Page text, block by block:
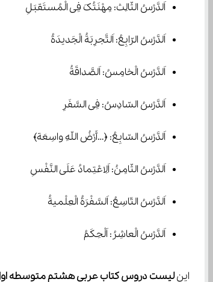
اَلدَّرْسُ الثّالِث: مِهْنَتُکَ فِی الْمُستَقبَلِ
اَلدَّرْسُ الرّابِعُ: اَلتَّجرِبَةُ الْجَدیدَةُ
اَلدَّرْسُ الْخامِسُ: اَلصَّداقَةُ
اَلدَّرْسُ السّادِسُ: فِی السَّفَرِ
اَلدَّرْسُ السّابِعُ: ﴿…أَرْضُ اللّهِ واسِعَة﴾
اَلدَّرْسُ الثّامِنُ: اَلِاعْتِمادُ عَلَی النَّفْسِ
اَلدَّرْسُ التّاسِعُ: اَلسَّفْرَةُ الْعِلْمیةُ
اَلدَّرْسُ الْعاشِرُ: اَلْحِکَمُ
این لیست دروس کتاب عربی هشتم متوسطه